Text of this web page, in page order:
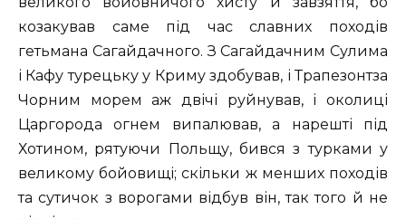
козакував саме під час славних походів
гетьмана Сагайдачного. З Сагайдачним Сулима
і Кафу турецьку у Криму здобував, і Трапезонтза
Чорним морем аж двічі руйнував, і околиці
Царгорода огнем випалював, а нарешті під
Хотином, рятуючи Польщу, бився з турками у
великому бойовищі; скільки ж менших походів
та сутичок з ворогами відбув він, так того й не